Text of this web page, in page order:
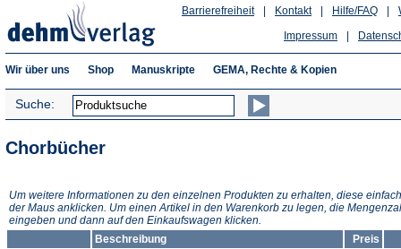
Hilfe/FAQ
Kontakt
Barrierefreiheit
Impressum
Wir über uns Shop Manuskripte GEMA, Rechte & Kopien
Suche:
Chorbücher
Um weitere Informationen zu den einzelnen Produkten zu erhalten, diese
der Maus anklicken. Um einen Artikel in den Warenkorb zu legen, die
eingeben und dann auf den Einkaufswagen klicken.
Beschreibung
Preis